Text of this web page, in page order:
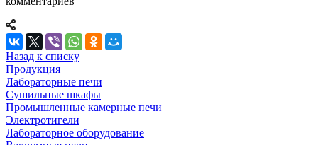
Назад к списку
Продукция
Лабораторные печи
Сушильные шкафы
Промышленные камерные печи
Электротигели
Лабораторное оборудование